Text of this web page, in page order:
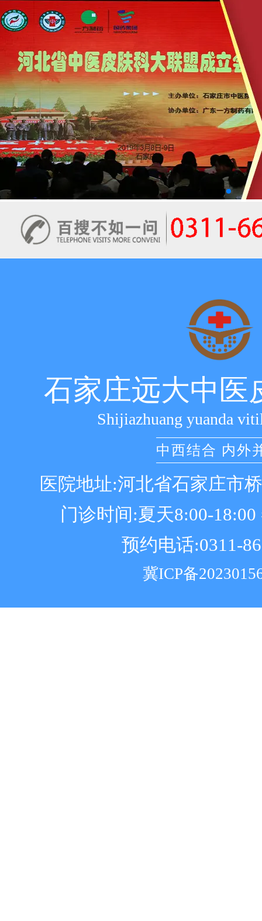
石家庄远大中医
Shijiazhuang yuanda
中西结合 内外
医院地址:河北省石家庄市
门诊时间:夏天8:00-18:00
预约电话:0311-
冀ICP备